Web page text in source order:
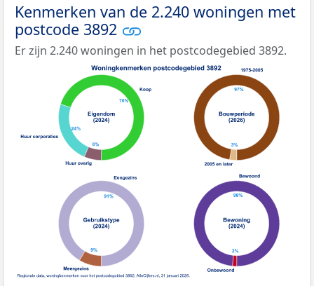
Kenmerken van de 2.240 woningen met
postcode 3892
Er zijn 2.240 woningen in het postcodegebied 3892.